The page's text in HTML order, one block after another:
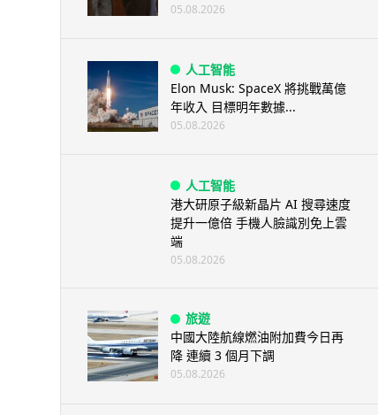
05.08.2026
人工智能
Elon Musk: SpaceX 將挑戰萬億
年收入 目標明年數據...
05.08.2026
人工智能
港大研原子級新晶片 AI 搜尋速度
提升一億倍 手機人臉識別免上雲
端
05.08.2026
旅遊
中國大陸航線燃油附加費今日再
降 連續 3 個月下調
05.08.2026